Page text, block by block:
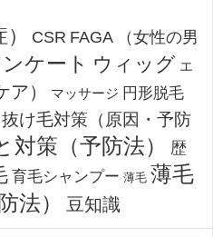
CSR FAGA （女性の男
ケート ウィッグ エ
） マッサージ 円形脱毛
け毛対策（原因・予防
策（予防法）
歴
育毛シャンプー 薄毛 薄毛
法）
豆知識